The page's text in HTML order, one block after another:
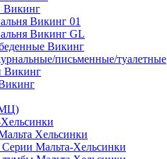
Викинг
Викинг 01
Викинг GL
Викинг
письменные/туалетные
Викинг
Хельсинки
Мальта-Хельсинки